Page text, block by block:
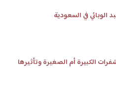
الوبائي في السعودية
الكبيرة أم الصغيرة وتأثيرها